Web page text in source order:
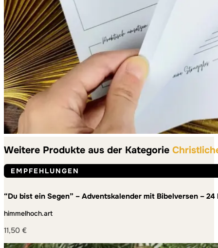
Weitere Produkte aus der Kategorie
EMPFEHLUNGEN
“Du bist ein Segen” – Adventskalender mit Bibelversen –
himmelhoch.art
11,50 €